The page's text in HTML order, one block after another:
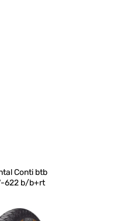
Conti btb
622 b/b+rt